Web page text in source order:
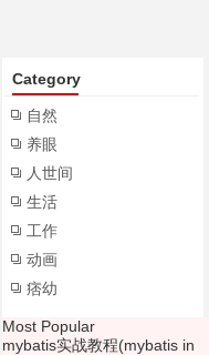
Category
自然
养眼
人世间
生活
工作
动画
痞幼
Most Popular
mybatis实战教程(mybatis in